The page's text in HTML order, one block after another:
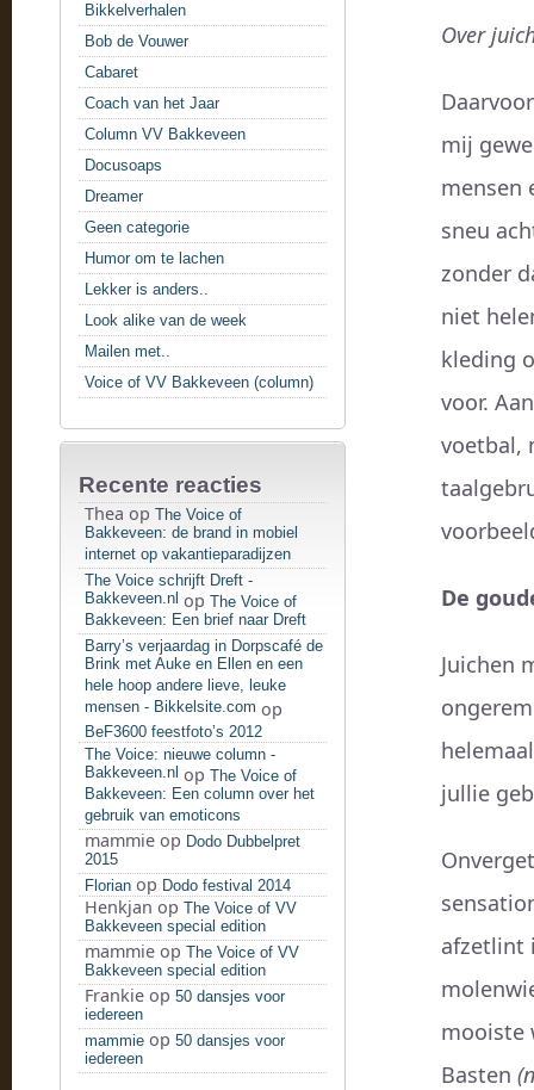
Bikkelverhalen
Bob de Vouwer
Cabaret
Coach van het Jaar
Column VV Bakkeveen
Docusoaps
Dreamer
Geen categorie
Humor om te lachen
Lekker is anders..
Look alike van de week
Mailen met..
Voice of VV Bakkeveen (column)
Recente reacties
Thea op The Voice of
Bakkeveen: de brand in mobiel
internet op vakantieparadijzen
The Voice schrijft Dreft -
Bakkeveen.nl op The Voice of
Bakkeveen: Een brief naar Dreft
Barry’s verjaardag in Dorpscafé de
Brink met Auke en Ellen en een
hele hoop andere lieve, leuke
mensen - Bikkelsite.com op
BeF3600 feestfoto’s 2012
The Voice: nieuwe column -
Bakkeveen.nl op The Voice of
Bakkeveen: Een column over het
gebruik van emoticons
mammie op Dodo Dubbelpret
2015
Florian op Dodo festival 2014
Henkjan op The Voice of VV
Bakkeveen special edition
mammie op The Voice of VV
Bakkeveen special edition
Frankie op 50 dansjes voor
iedereen
mammie op 50 dansjes voor
iedereen
Over
mij
mensen
sneu
zonder
niet
kleding
voor.
voetbal,
De
Juichen
jullie
afzetlint
mooiste
Basten